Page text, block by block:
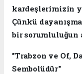
kardeşlerimizin
Çünkü
bir sorumluluğun
"Trabzon ve Of,
Sembolüdür"